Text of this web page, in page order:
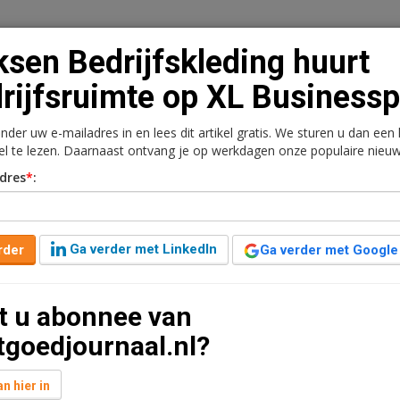
Vacaturebank Contact Abonnementen
huurt bedrijfsruimte
leestijd
de bedrijfsruimte aan Darwin 16 op het XL
Bedrijfskleding huurt
op XL
uw e-mailadres in en lees dit artikel gratis. We sturen u dan een
te lezen. Daarnaast ontvang je op werkdagen onze populaire
*:
Ga verder met LinkedIn Ga verder met Google
u abonnee van
hier in